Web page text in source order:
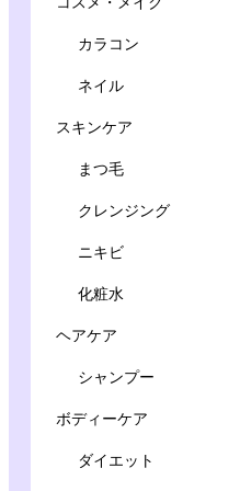
カラコン
ネイル
スキンケア
まつ毛
クレンジング
ニキビ
化粧水
ヘアケア
シャンプー
ボディーケア
ダイエット